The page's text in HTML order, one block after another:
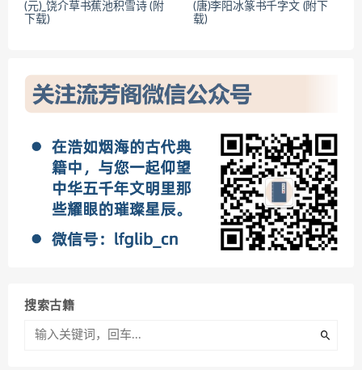
(元)_饶介草书蕉池积雪诗 (附
下载)
(唐)李阳冰篆书千字文 (附下
载)
搜索古籍